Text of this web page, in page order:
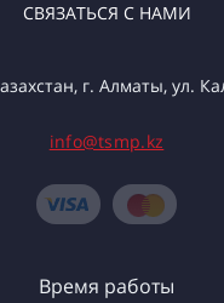
СВЯЗАТЬСЯ С НАМИ
г. Алматы, ул.
info@tsmp.kz
Время работы